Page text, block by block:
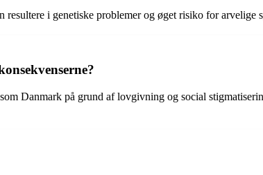
i genetiske problemer og øget risiko for arvelige
Danmark på grund af lovgivning og social